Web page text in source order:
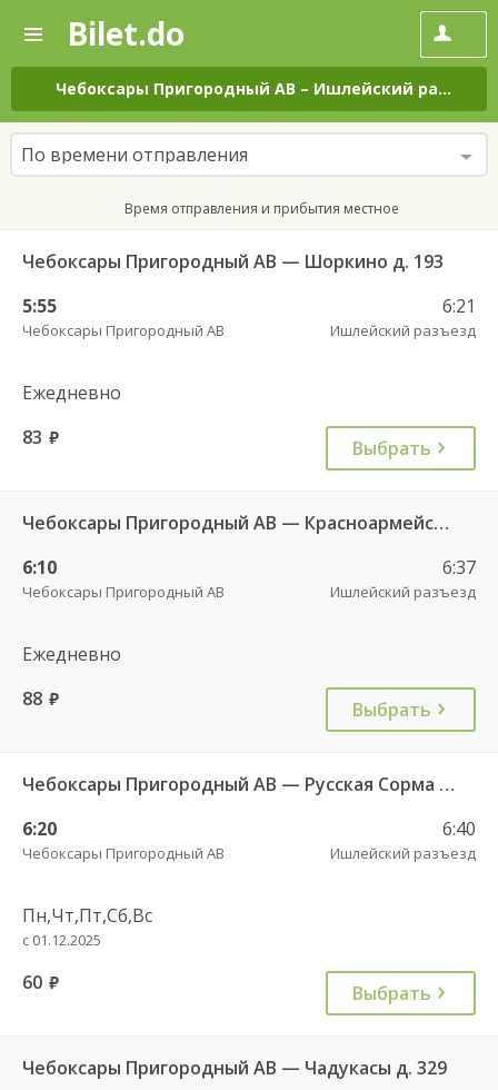
—
Поиск
и
покупка
билетов
на
автобус
онлайн
Bilet.do
Чебоксары Пригородный АВ – Ишлейский разъезд
По времени отправления
Время отправления и прибытия местное
Чебоксары Пригородный АВ — Шоркино д. 193
5:55
Чебоксары Пригородный АВ
6:21
Ишлейский разъезд
Ежедневно
83 руб. Выбрать
Чебоксары Пригородный АВ — Красноармейское с. ДКП 121
6:10
Чебоксары Пригородный АВ
6:37
Ишлейский разъезд
Ежедневно
88 руб. Выбрать
Чебоксары Пригородный АВ — Русская Сорма с. 128
6:20
Чебоксары Пригородный АВ
6:40
Ишлейский разъезд
Пн,Чт,Пт,Сб,Вс
с 01.12.2025
60 руб. Выбрать
Чебоксары Пригородный АВ — Чадукасы д. 329